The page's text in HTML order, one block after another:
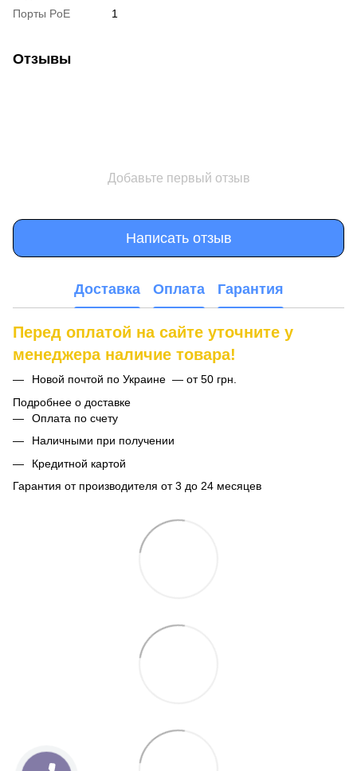
Порты PoE 1
Отзывы
Добавьте первый отзыв
Написать отзыв
Доставка Оплата Гарантия
Перед оплатой на сайте уточните у
менеджера наличие товара!
Новой почтой по Украине — от 50 грн.
Подробнее о доставке
Оплата по счету
Наличными при получении
Кредитной картой
Гарантия от производителя от 3 до 24 месяцев